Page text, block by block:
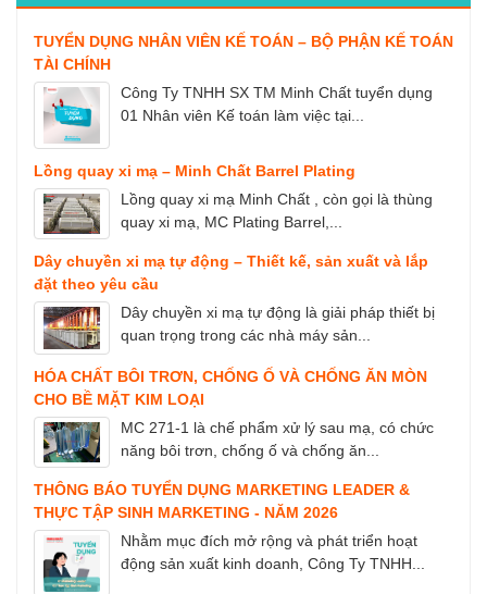
TUYỂN DỤNG NHÂN VIÊN KẾ TOÁN – BỘ PHẬN KẾ TOÁN
TÀI CHÍNH
Công Ty TNHH SX TM Minh Chất tuyển dụng
01 Nhân viên Kế toán làm việc tại...
Lồng quay xi mạ – Minh Chất Barrel Plating
Lồng quay xi mạ Minh Chất , còn gọi là thùng
quay xi mạ, MC Plating Barrel,...
Dây chuyền xi mạ tự động – Thiết kế, sản xuất và lắp
đặt theo yêu cầu
Dây chuyền xi mạ tự động là giải pháp thiết bị
quan trọng trong các nhà máy sản...
HÓA CHẤT BÔI TRƠN, CHỐNG Ố VÀ CHỐNG ĂN MÒN
CHO BỀ MẶT KIM LOẠI
MC 271-1 là chế phẩm xử lý sau mạ, có chức
năng bôi trơn, chống ố và chống ăn...
THÔNG BÁO TUYỂN DỤNG MARKETING LEADER &
THỰC TẬP SINH MARKETING - NĂM 2026
Nhằm mục đích mở rộng và phát triển hoạt
động sản xuất kinh doanh, Công Ty TNHH...